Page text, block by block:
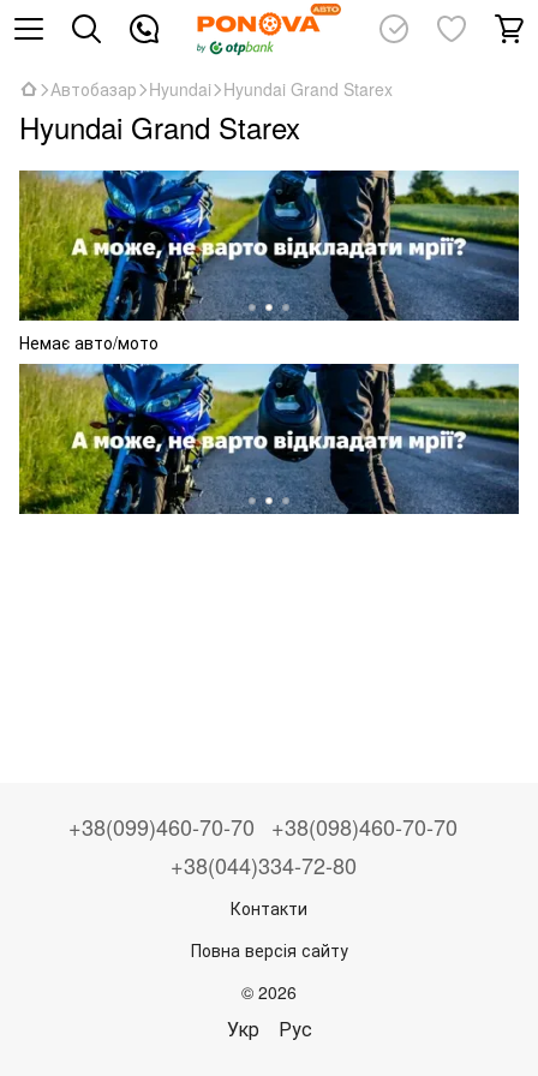
Автобазар Hyundai Hyundai Grand Starex
Hyundai Grand Starex
Немає авто/мото
+38(099)460-70-70
+38(098)460-70-70
+38(044)334-72-80
Контакти
Повна версія сайту
© 2026
Укр Рус